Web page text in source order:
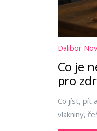
Dalibor
Co je
pro
Co jíst, pít
vlákniny,